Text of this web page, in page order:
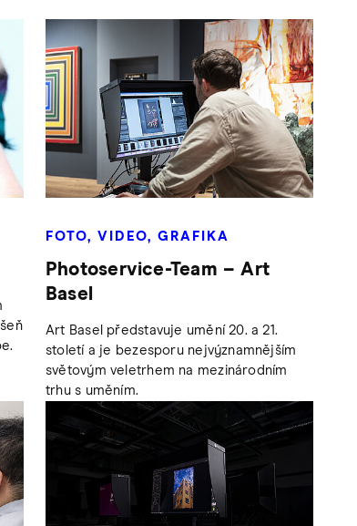
FOTO, VIDEO, GRAFIKA
Photoservice-Team – Art
Basel
Art Basel představuje umění 20. a 21.
století a je bezesporu nejvýznamnějším
světovým veletrhem na mezinárodním
trhu s uměním.